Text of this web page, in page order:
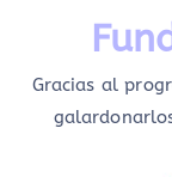
Gracias al